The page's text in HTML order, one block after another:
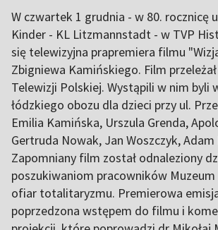
W czwartek 1 grudnia - w 80. rocznicę
Kinder - KL Litzmannstadt - w TVP
się telewizyjna prapremiera filmu
Zbigniewa Kamińskiego. Film
Telewizji Polskiej. Wystąpili w nim byli
łódzkiego obozu dla dzieci przy ul.
Emilia Kamińska, Urszula Grenda,
Gertruda Nowak, Jan Woszczyk,
Zapomniany film został odnaleziony
poszukiwaniom pracowników Muzeum
ofiar totalitaryzmu. Premierowa
poprzedzona wstępem do filmu i